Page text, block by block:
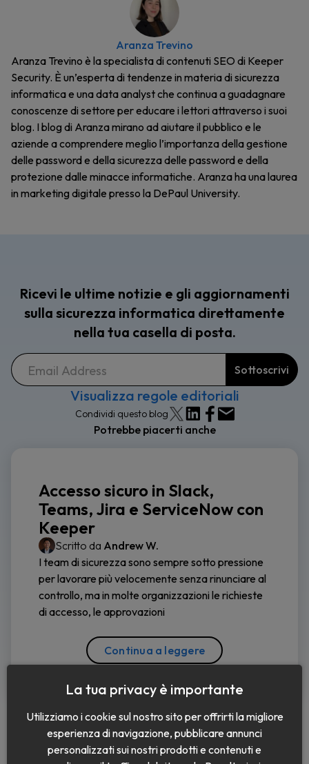
Aranza Trevino
Aranza Trevino è la specialista di contenuti SEO di Keeper
Security. È un’esperta di tendenze in materia di sicurezza
informatica e una data analyst che continua a guadagnare
conoscenze di settore per educare i lettori attraverso i suoi
blog. I blog di Aranza mirano ad aiutare il pubblico e le
aziende a comprendere meglio l’importanza della gestione
delle password e della sicurezza delle password e della
protezione dalle minacce informatiche. Aranza ha una laurea
in marketing digitale presso la DePaul University.
Ricevi le ultime notizie e gli aggiornamenti
sulla sicurezza informatica direttamente
nella tua casella di posta.
Visualizza regole editoriali
Condividi questo blog
Potrebbe piacerti anche
Accesso sicuro in Slack,
Teams, Jira e ServiceNow con
Keeper
Scritto da Andrew W.
I team di sicurezza sono sempre sotto pressione
per lavorare più velocemente senza rinunciare al
controllo, ma in molte organizzazioni le richieste
di accesso, le approvazioni
Continua a leggere
La tua privacy è importante
Utilizziamo i cookie sul nostro sito per offrirti la migliore
esperienza di navigazione, pubblicare annunci
personalizzati sui nostri prodotti e contenuti e